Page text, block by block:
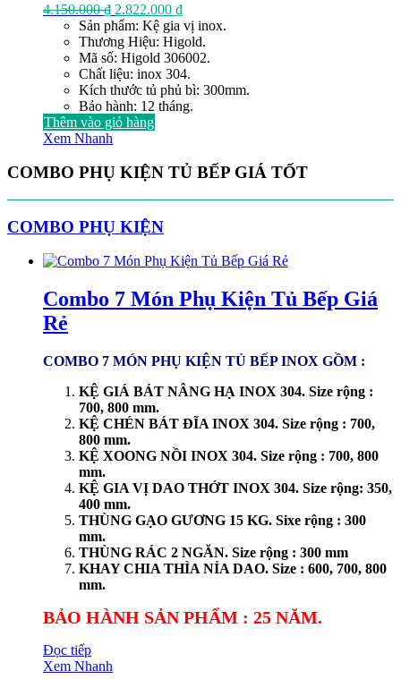
4.150.000₫ Giá
gốc
là:
4.150.000 ₫.
2.822.000 ₫Giá
hiện
tại
là:
2.822.000 ₫.
Sản phẩm: Kệ gia vị inox.
Thương Hiệu: Higold.
Mã số: Higold 306002.
Chất liệu: inox 304.
Kích thước tủ phủ bì: 300mm.
Bảo hành: 12 tháng.
Thêm vào giỏ hàng
Xem Nhanh
COMBO PHỤ KIỆN TỦ BẾP GIÁ TỐT
COMBO PHỤ KIỆN
Combo 7 Món Phụ Kiện Tủ Bếp Giá
Rẻ
COMBO 7 MÓN PHỤ KIỆN TỦ BẾP INOX GỒM :
KỆ GIÁ BÁT NÂNG HẠ INOX 304. Size rộng :
700, 800 mm.
KỆ CHÉN BÁT ĐĨA INOX 304. Size rộng : 700,
800 mm.
KỆ XOONG NỒI INOX 304. Size rộng : 700, 800
mm.
KỆ GIA VỊ DAO THỚT INOX 304. Size rộng: 350,
400 mm.
THÙNG GẠO GƯƠNG 15 KG. Sixe rộng : 300
mm.
THÙNG RÁC 2 NGĂN. Size rộng : 300 mm
KHAY CHIA THÌA NỈA DAO. Size : 600, 700, 800
mm.
BẢO HÀNH SẢN PHẨM : 25 NĂM.
Đọc tiếp
Xem Nhanh